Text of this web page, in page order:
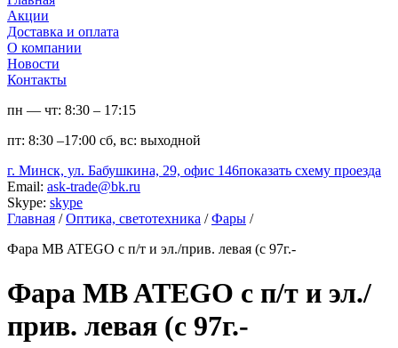
Акции
Доставка и оплата
О компании
Новости
Контакты
пн — чт: 8:30 – 17:15
пт: 8:30 –17:00 сб, вс: выходной
г. Минск, ул. Бабушкина, 29, офис 146показать схему проезда
Email: ask-trade@bk.ru
Skype: skype
Главная / Оптика, светотехника / Фары /
Фара MB ATEGO с п/т и эл./прив. левая (с 97г.-
Фара MB ATEGO с п/т и эл./
прив. левая (с 97г.-